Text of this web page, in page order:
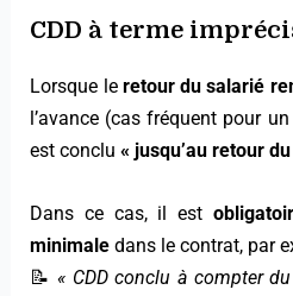
CDD à terme
Lorsque le retour du salarié
l’avance (cas fréquent pour
est conclu« jusqu’au retour
Dans ce cas, il est
minimale dans le contrat, par
📝« CDD conclu à compter